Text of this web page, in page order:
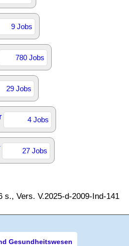
9 Jobs
780 Jobs
29 Jobs
4 Jobs
27 Jobs
s., Vers. V.2025-d-2009-Ind-141
Gesundheitswesen